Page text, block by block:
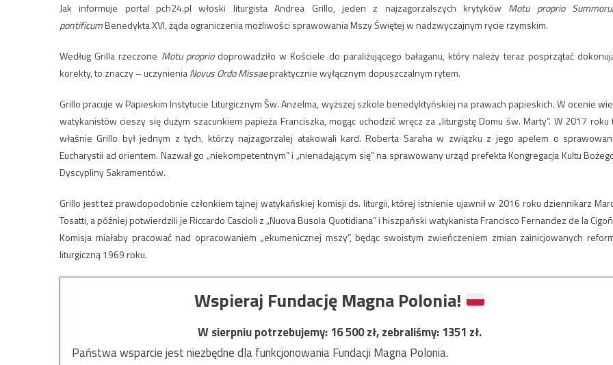
Jak informuje portal pch24.pl włoski liturgista Andrea Grillo, jeden z najzagorzalszych krytyków Motu proprio
pontificumBenedykta XVI, żąda ograniczenia możliwości sprawowania Mszy Świętej w nadzwyczajnym rycie rzymskim.
Według Grilla rzeczone Motu propriodoprowadziło w Kościele do paraliżującego bałaganu, który należy teraz posprzątać
korekty, to znaczy – uczynieniaNovus Ordo Missaepraktycznie wyłącznym dopuszczalnym rytem.
Grillo pracuje w Papieskim Instytucie Liturgicznym Św. Anzelma, wyższej szkole benedyktyńskiej na prawach papieskich. W ocenie
watykanistów cieszy się dużym szacunkiem papieża Franciszka, mogąc uchodzić wręcz za „liturgistę Domu św. Marty”. W 2017 roku
właśnie Grillo był jednym z tych, którzy najzagorzalej atakowali kard. Roberta Saraha w związku z jego apelem o
Eucharystii ad orientem. Nazwał go „niekompetentnym” i „nienadającym się” na sprawowany urząd prefekta Kongregacja Kultu
Dyscypliny Sakramentów.
Grillo jest też prawdopodobnie członkiem tajnej watykańskiej komisji ds. liturgii, której istnienie ujawnił w 2016 roku dziennikarz
Tosatti, a później potwierdzili je Riccardo Cascioli z „Nuova Busola Quotidiana” i hiszpański watykanista Francisco Fernandez de la
Komisja miałaby pracować nad opracowaniem „ekumenicznej mszy”, będąc swoistym zwieńczeniem zmian zainicjowanych
liturgiczną 1969 roku.
Wspieraj Fundację Magna Polonia!
W sierpniu potrzebujemy:16 500zł, zebraliśmy:1351 zł.
Państwa wsparcie jest niezbędne dla funkcjonowania Fundacji Magna Polonia.